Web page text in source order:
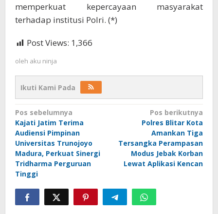
memperkuat kepercayaan masyarakat
terhadap institusi Polri. (*)
Post Views: 1,366
oleh aku ninja
Ikuti Kami Pada
Navigasi
pos
Pos sebelumnya
Kajati Jatim Terima
Audiensi Pimpinan
Universitas Trunojoyo
Madura, Perkuat Sinergi
Tridharma Perguruan
Tinggi
Pos berikutnya
Polres Blitar Kota
Amankan Tiga
Tersangka Perampasan
Modus Jebak Korban
Lewat Aplikasi Kencan